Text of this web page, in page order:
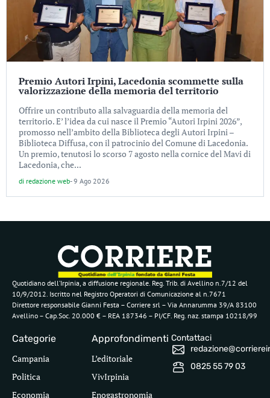
Premio Autori Irpini, Lacedonia scommette sulla
valorizzazione della memoria del territorio
Offrire un contributo alla salvaguardia della memoria del
territorio. E’ l’idea da cui nasce il Premio “Autori Irpini 2026”,
promosso nell’ambito della Biblioteca degli Autori Irpini –
Biblioteca Diffusa, con il patrocinio del Comune di Lacedonia.
Un premio, tenutosi lo scorso 7 agosto nella cornice del Mavi di
Lacedonia, che...
di redazione web-9 Ago 2026
Quotidiano dell’Irpinia, a diffusione regionale. Reg. Trib. di Avellino n.7/12 del
10/9/2012. Iscritto nel Registro Operatori di Comunicazione al n.7671
Direttore responsabile Gianni Festa – Corriere srl – Via Annarumma 39/A 83100
Avellino – Cap.Soc. 20.000 € – REA 187346 – PI/CF. Reg. naz. stampa 10218/99
Categorie
Campania
Politica
Economia
Approfondimenti
L’editoriale
VivIrpinia
Enogastronomia
Contattaci
0825 55 79 03